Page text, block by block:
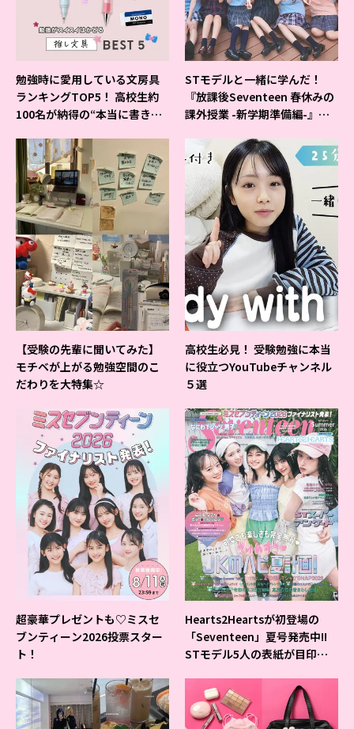
勉強時に愛用している文房具
ランキングTOP5！ 高校生約
100名が納得の“本当に書きや
STモデルと一緒に学んだ！
『放課後Seventeen 春休みの
課外授業 -新学期準備編-』イ
【受験の先輩に聞いてみた】
モチベが上がる勉強空間のこ
だわりを大特集☆
高校生必見！ 受験勉強に本当
に役立つYouTubeチャンネル
５選
超豪華プレゼントも♡ミスセ
ブンティーン2026投票スター
ト！
Hearts2Heartsが初登場の
「Seventeen」夏号発売中!!
STモデル5人の表紙が目印だ